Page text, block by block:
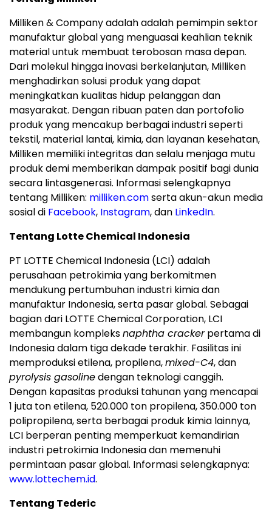
Milliken & Company adalah adalah pemimpin sektor
manufaktur global yang menguasai keahlian teknik
material untuk membuat terobosan masa depan.
Dari molekul hingga inovasi berkelanjutan, Milliken
menghadirkan solusi produk yang dapat
meningkatkan kualitas hidup pelanggan dan
masyarakat. Dengan ribuan paten dan portofolio
produk yang mencakup berbagai industri seperti
tekstil, material lantai, kimia, dan layanan kesehatan,
Milliken memiliki integritas dan selalu menjaga mutu
produk demi memberikan dampak positif bagi dunia
secara lintasgenerasi. Informasi selengkapnya
tentang Milliken: milliken.comserta akun-akun media
sosial di Facebook, Instagram, dan LinkedIn.
Tentang Lotte Chemical Indonesia
PT LOTTE Chemical Indonesia (LCI) adalah
perusahaan petrokimia yang berkomitmen
mendukung pertumbuhan industri kimia dan
manufaktur Indonesia, serta pasar global. Sebagai
bagian dari LOTTE Chemical Corporation, LCI
membangun kompleksnaphtha crackerpertama di
Indonesia dalam tiga dekade terakhir. Fasilitas ini
memproduksi etilena, propilena,mixed-C4, dan
pyrolysis gasolinedengan teknologi canggih.
Dengan kapasitas produksi tahunan yang mencapai
1 juta ton etilena, 520.000 ton propilena, 350.000 ton
polipropilena, serta berbagai produk kimia lainnya,
LCI berperan penting memperkuat kemandirian
industri petrokimia Indonesia dan memenuhi
permintaan pasar global. Informasi selengkapnya:
www.lottechem.id.
Tentang Tederic